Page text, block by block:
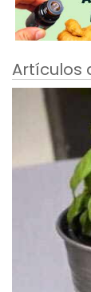
Artículos